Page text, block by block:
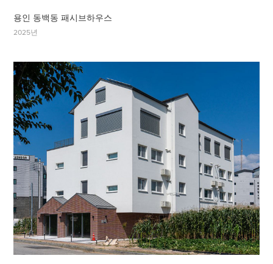
용인 동백동 패시브하우스
2025년